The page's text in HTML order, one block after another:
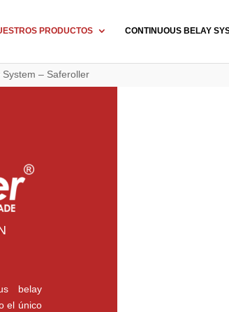
PRODUCTOS CONTINUOUS BELAY
– Saferoller
belay
el único